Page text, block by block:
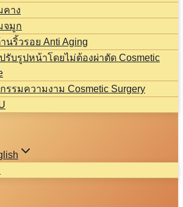
คาง
จมูก
นริ้วรอย Anti Aging
รับรูปหน้าโดยไม่ต้องผ่าตัด Cosmetic
รรมความงาม Cosmetic Surgery